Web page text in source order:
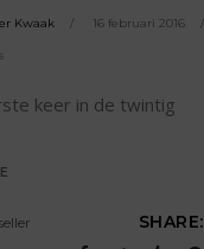
Kwaak 16 februari 2016
keer in de twintig
SHARE: